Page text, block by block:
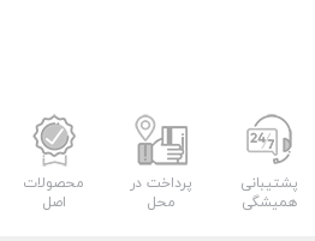
پشتیبانی
همیشگی
پرداخت در
محل
محصولات
اصل